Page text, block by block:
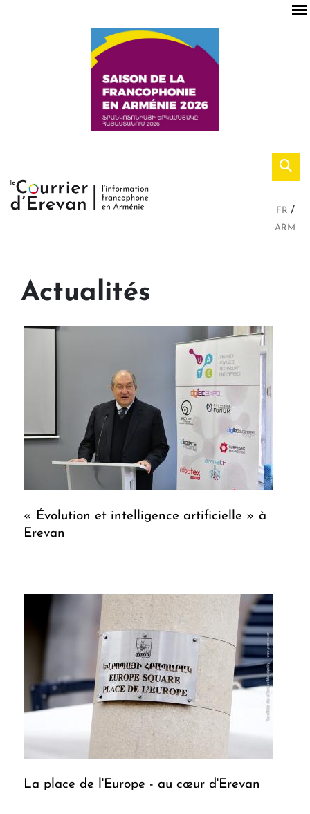
FR
ARM
Actualités
« Évolution et intelligence artificielle » à
Erevan
La place de l'Europe - au cœur d'Erevan